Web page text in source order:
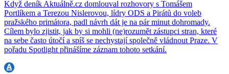
Když deník Aktuálně.cz domlouval rozhovory s Tomášem
Portlíkem a Terezou Nislerovou, lídry ODS a Pirátů do voleb
pražského primátora, padl návrh dát je na pár minut dohromady.
Cílem bylo zjistit, jak by si mohli (ne)rozumět zástupci stran, které
na sebe často útočí a spíš se nechystají společně vládnout Praze. V
pořadu Spotlight přinášíme záznam tohoto setkání.